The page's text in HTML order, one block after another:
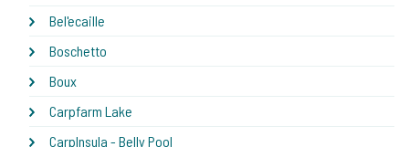
Bel'ecaille
Boschetto
Boux
Carpfarm Lake
CarpInsula - Belly Pool